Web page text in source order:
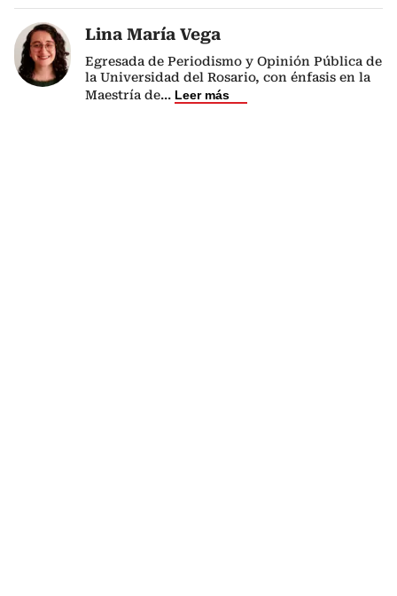
Lina María Vega
Egresada de Periodismo y Opinión Pública de
la Universidad del Rosario, con énfasis en la
Maestría de... Leer más